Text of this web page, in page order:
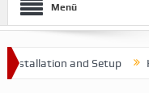
Menü
and Setup